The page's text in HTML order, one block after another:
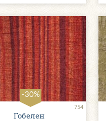
-30%
754
Гобелен